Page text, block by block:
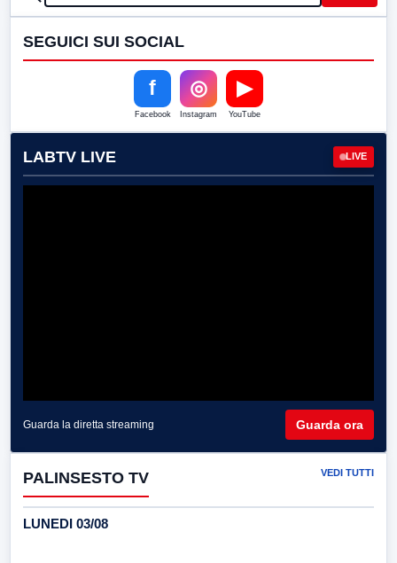
SEGUICI SUI SOCIAL
f
Facebook
◎
Instagram
▶
YouTube
LABTV LIVE LIVE
Guarda la diretta streaming Guarda ora
PALINSESTO TV VEDI TUTTI
LUNEDI 03/08